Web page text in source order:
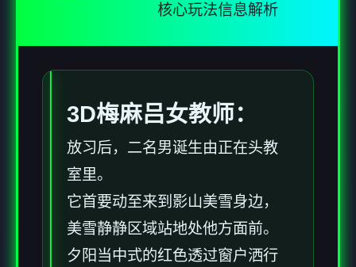
核心玩法信息解析
3D梅麻吕女教师：
放习后，二名男诞生由正在头教
室里。
它首要动至来到影山美雪身边，
美雪静静区域站地处他方面前。
夕阳当中式的红色透过窗户洒行